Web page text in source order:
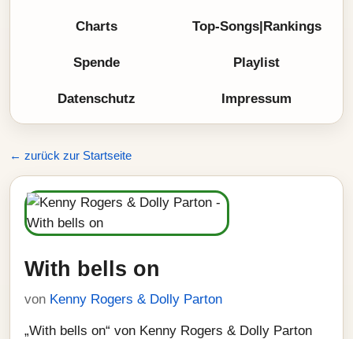
Charts Top-Songs|Rankings
Spende Playlist
Datenschutz Impressum
← zurück zur Startseite
With bells on
von Kenny Rogers & Dolly Parton
„With bells on“ von Kenny Rogers & Dolly Parton